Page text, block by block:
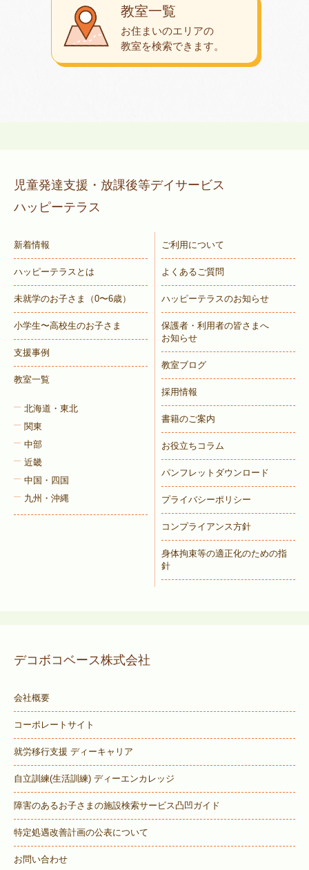
教室一覧
お住まいのエリアの
教室を検索できます。
児童発達支援・放課後等デイサービス
ハッピーテラス
新着情報
ハッピーテラスとは
未就学のお子さま （0〜6歳）
小学生〜高校生のお子さま
支援事例
教室一覧
北海道・東北
関東
中部
近畿
中国・四国
九州・沖縄
ご利用について
よくあるご質問
ハッピーテラスのお知らせ
保護者・利用者の皆さまへ
お知らせ
教室ブログ
採用情報
書籍のご案内
お役立ちコラム
パンフレットダウンロード
プライバシーポリシー
コンプライアンス方針
身体拘束等の適正化のための指
針
デコボコベース株式会社
会社概要
コーポレートサイト
就労移行支援 ディーキャリア
自立訓練(生活訓練) ディーエンカレッジ
障害のあるお子さまの施設検索サービス凸凹ガイド
特定処遇改善計画の公表について
お問い合わせ